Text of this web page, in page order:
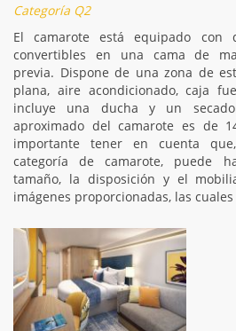
Categoría Q2
El camarote está equipado con
convertibles en una cama de
previa. Dispone de una zona de
plana, aire acondicionado, caja
incluye una ducha y un
aproximado del camarote es de
importante tener en cuenta
categoría de camarote, puede
tamaño, la disposición y el
imágenes proporcionadas, las